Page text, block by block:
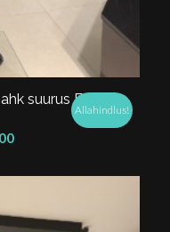
suurus EU
Praegune
on:
Allahindlus!